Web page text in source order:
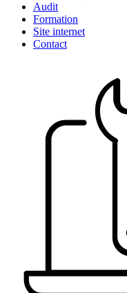
Audit
Formation
Site internet
Contact